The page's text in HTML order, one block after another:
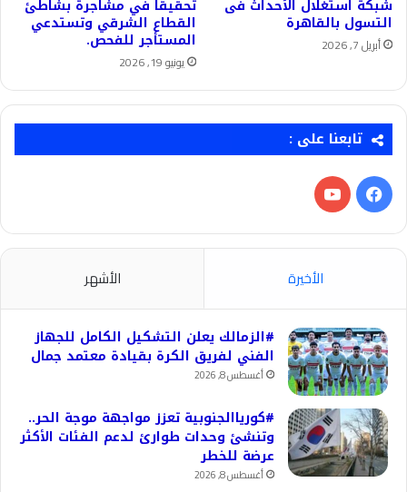
شبكة استغلال الأحداث فى
التسول بالقاهرة
أبريل 7, 2026
تحقيقًا في مشاجرة بشاطئ
القطاع الشرقي وتستدعي
المستأجر للفحص.
يونيو 19, 2026
تابعنا على :
فيسبوك‫YouTube
الأخيرة الأشهر
#الزمالك يعلن التشكيل الكامل للجهاز
الفني لفريق الكرة بقيادة معتمد جمال
أغسطس 8, 2026
#كورياالجنوبية تعزز مواجهة موجة الحر..
وتنشئ وحدات طوارئ لدعم الفئات الأكثر
عرضة للخطر
أغسطس 8, 2026